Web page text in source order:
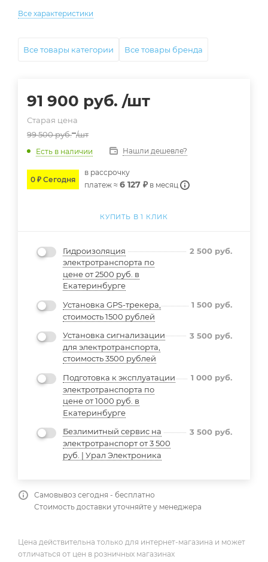
Все характеристики
Все товары категории Все товары бренда
91 900 руб. /шт
Старая цена
99 500руб. /шт
Есть в наличии Нашли дешевле?
0 ₽ Сегодня
в расcрочку
платеж ≈ 6 127 ₽ в месяц
КУПИТЬ В 1 КЛИК
Гидроизоляция
электротранспорта по
цене от 2500 руб. в
Екатеринбурге
2 500 руб.
Установка GPS-трекера,
стоимость 1500 рублей
1 500 руб.
Установка сигнализации
для электротранспорта,
стоимость 3500 рублей
3 500 руб.
Подготовка к эксплуатации
электротранспорта по
цене от 1000 руб. в
Екатеринбурге
1 000 руб.
Безлимитный сервис на
электротранспорт от 3 500
руб. | Урал Электроника
3 500 руб.
Самовывоз сегодня - бесплатно
Стоимость доставки уточняйте у менеджера
Цена действительна только для интернет-магазина и может
отличаться от цен в розничных магазинах